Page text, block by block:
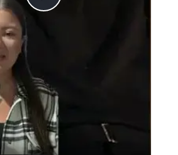
Play